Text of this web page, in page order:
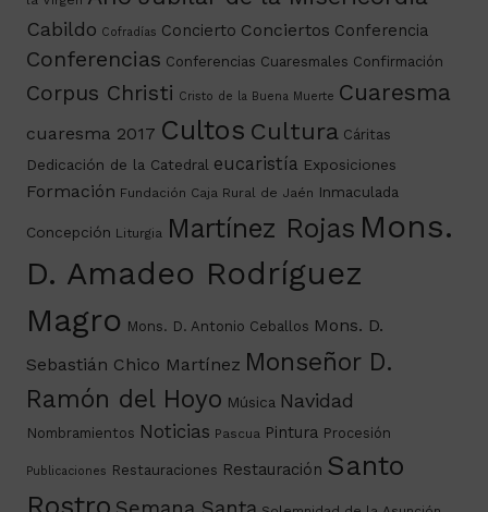
Cabildo Cofradías Concierto Conciertos Conferencia
Conferencias Conferencias Cuaresmales Confirmación
Corpus Christi Cristo de la Buena Muerte Cuaresma
cuaresma 2017 Cultos Cultura Cáritas
Dedicación de la Catedral eucaristía Exposiciones
Formación Fundación Caja Rural de Jaén Inmaculada
Concepción Liturgia Martínez Rojas Mons.
D. Amadeo Rodríguez
Magro Mons. D. Antonio Ceballos Mons. D.
Sebastián Chico Martínez Monseñor D.
Ramón del Hoyo Música Navidad
Nombramientos Noticias Pascua Pintura Procesión
Publicaciones Restauraciones Restauración Santo